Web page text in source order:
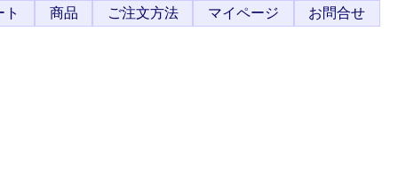
ト 商品 ご注文方法 マイページ お問合せ